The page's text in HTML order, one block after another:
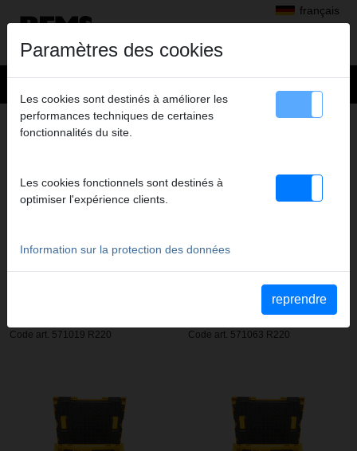
français
Produits >Sertissage radial
> REMS Akku-Press 14V ACC, Akku press, Akkupress
Code art. 571019 R220
REMS Akku-Press 14V A1-32kN
Code art. 571063 R220
Paramètres des cookies
Les cookies sont destinés à améliorer les
performances techniques de certaines
fonctionnalités du site.
Les cookies fonctionnels sont destinés à
optimiser l'expérience clients.
Information sur la protection des données
reprendre